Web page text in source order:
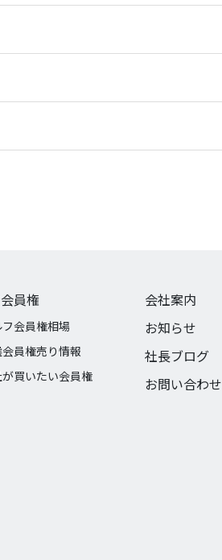
員権
フ会員権相場
員権売り情報
買いたい会員権
会社案内
お知らせ
社長ブログ
お問い合わせ